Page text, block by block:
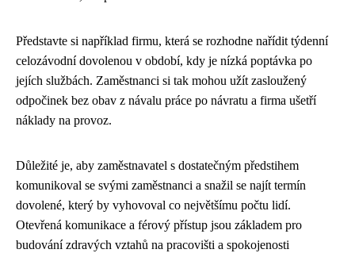
Představte si například firmu, která se rozhodne nařídit týdenní
celozávodní dovolenou v období, kdy je nízká poptávka po
jejích službách. Zaměstnanci si tak mohou užít zasloužený
odpočinek bez obav z návalu práce po návratu a firma ušetří
náklady na provoz.
Důležité je, aby zaměstnavatel s dostatečným předstihem
komunikoval se svými zaměstnanci a snažil se najít termín
dovolené, který by vyhovoval co největšímu počtu lidí.
Otevřená komunikace a férový přístup jsou základem pro
budování zdravých vztahů na pracovišti a spokojenosti